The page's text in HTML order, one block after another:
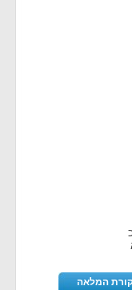
המלאה